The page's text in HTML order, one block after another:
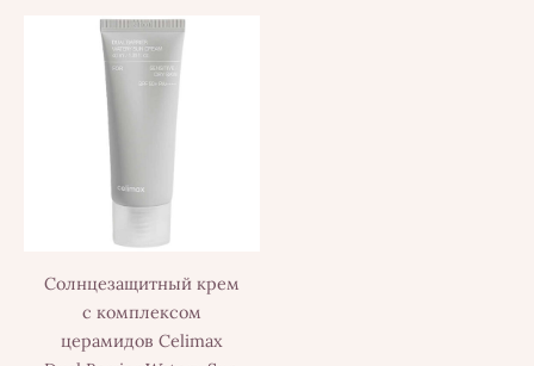
Солнцезащитный крем
с комплексом
церамидов Celimax